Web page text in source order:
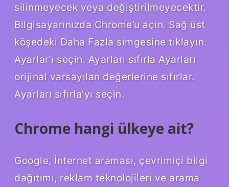
silinmeyecek veya değiştirilmeyecektir.
Bilgisayarınızda Chrome’u açın. Sağ üst
köşedeki Daha Fazla simgesine tıklayın.
Ayarlar’ı seçin. Ayarları sıfırla Ayarları
orijinal varsayılan değerlerine sıfırlar.
Ayarları sıfırla’yı seçin.
Chrome hangi ülkeye ait?
Google, İnternet araması, çevrimiçi bilgi
dağıtımı, reklam teknolojileri ve arama